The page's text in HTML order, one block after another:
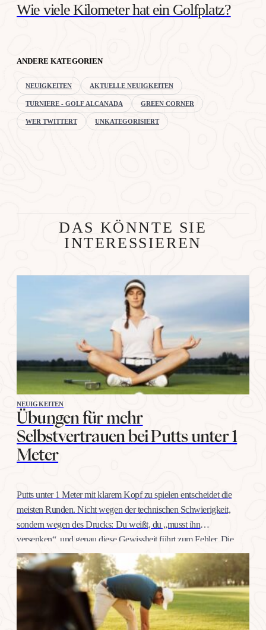
Wie viele Kilometer hat ein Golfplatz?
ANDERE KATEGORIEN
NEUIGKEITEN AKTUELLE NEUIGKEITEN
TURNIERE - GOLF ALCANADA GREEN CORNER
WER TWITTERT UNKATEGORISIERT
DAS KÖNNTE SIE
INTERESSIEREN
NEUIGKEITEN
Übungen für mehr
Selbstvertrauen bei Putts unter 1
Meter
Putts unter 1 Meter mit klarem Kopf zu spielen entscheidet die
meisten Runden. Nicht wegen der technischen Schwierigkeit,
sondern wegen des Drucks: Du weißt, du „musst ihn
versenken“, und genau diese Gewissheit führt zum Fehler. Die
gute Nachricht: Selbstvertrauen auf dieser Distanz trainiert man
wie jeden anderen Schlag, mit konkreten Übungen, nicht mit
Willenskraft. Warum…